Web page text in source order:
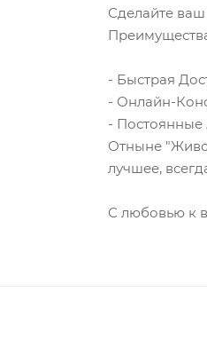
Сделайте ваш
- Быстрая
- Онлайн-
- Постоянные
Отныне
лучшее,
С любовью к